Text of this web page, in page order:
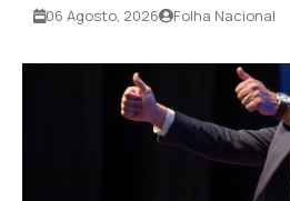
06 Agosto, 2026 Folha Nacional